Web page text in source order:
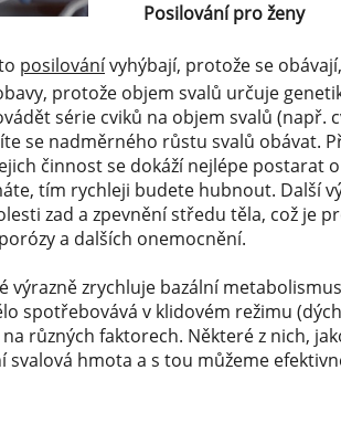
Posilování pro ženy
posilovánívyhýbají, protože se
protože objem svalů určuje
série cviků na objem svalů (např.
se nadměrného růstu svalů obávat.
činnost se dokáží nejlépe postarat
tím rychleji budete hubnout. Další
zad a zpevnění středu těla, což je
a dalších onemocnění.
výrazně zrychluje bazální
spotřebovává v klidovém režimu
různých faktorech. Některé z nich,
svalová hmota a s tou můžeme